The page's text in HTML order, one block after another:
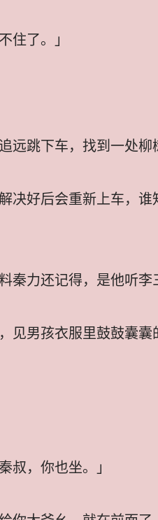
住了。」
远跳下车，找到一处
决好后会重新上车，
秦力还记得，是他听李
见男孩衣服里鼓鼓囊
叔，你也坐。」